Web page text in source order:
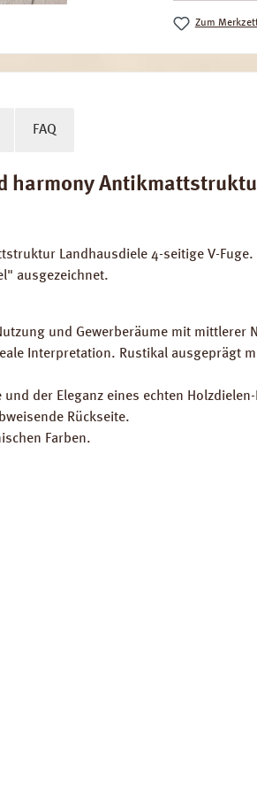
Zum
FAQ
Landhausdiele 4-seitige V-
ausgezeichnet.
und Gewerberäume mit mittlerer
Interpretation. Rustikal ausgeprägt
der Eleganz eines echten
Rückseite.
Farben.